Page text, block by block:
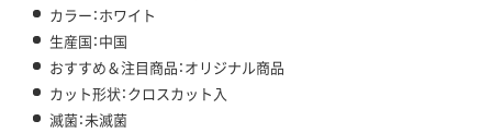
カラー：ホワイト
生産国：中国
おすすめ＆注目商品：オリジナル商品
カット形状：クロスカット入
滅菌：未滅菌